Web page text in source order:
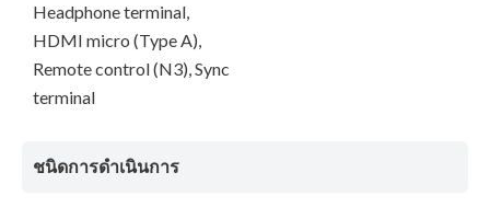
Headphone terminal,
HDMI micro (Type A),
Remote control (N3), Sync
terminal
ชนิดการดำเนินการ